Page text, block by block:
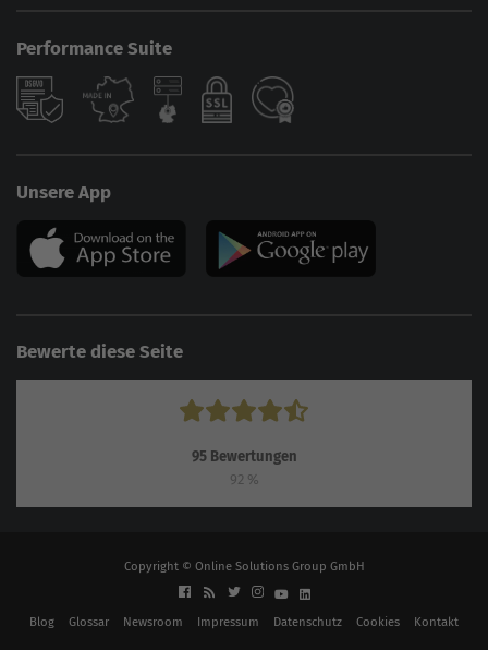
Performance Suite
Unsere App
Bewerte diese Seite
95Bewertungen
92 %
Copyright © Online Solutions Group GmbH
Blog Glossar Newsroom Impressum Datenschutz Cookies Kontakt